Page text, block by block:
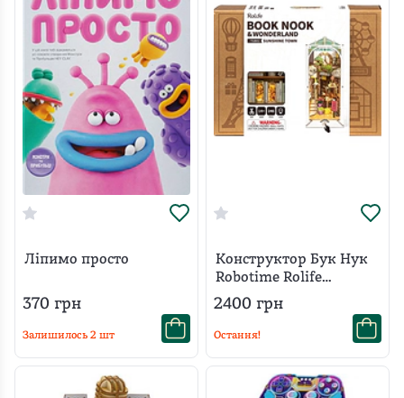
Ліпимо просто
370 грн
Залишилось 2 шт
Конструктор Бук Нук
Robotime Rolife
Сонячне місто TGB02
2400 грн
Остання!